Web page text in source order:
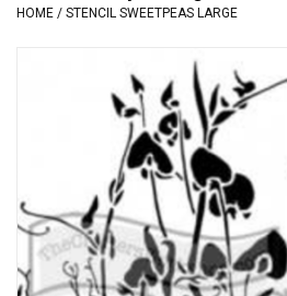
SCHILDEREN
TOOLS
HOME / STENCIL SWEETPEAS LARGE